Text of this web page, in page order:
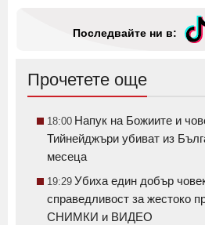
Последвайте ни в:
Прочетете още
18:00 Напук на Божиите и
Тийнейджъри убиват из
месеца
19:29 Убиха един добър
справедливост за жестоко
СНИМКИ и ВИДЕО